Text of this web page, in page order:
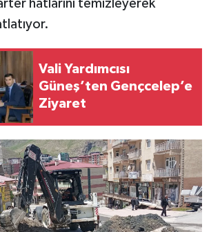
hatlarını temizleyerek
Vali Yardımcısı
Güneş’ten Gençcelep’e
Ziyaret